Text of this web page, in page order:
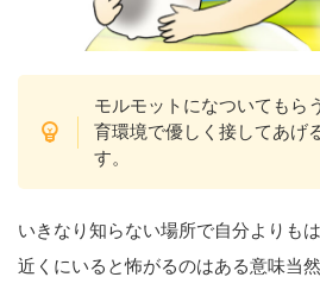
モルモットになついてもら
育環境で優しく接してあげ
す。
いきなり知らない場所で自分よりも
近くにいると怖がるのはある意味当然